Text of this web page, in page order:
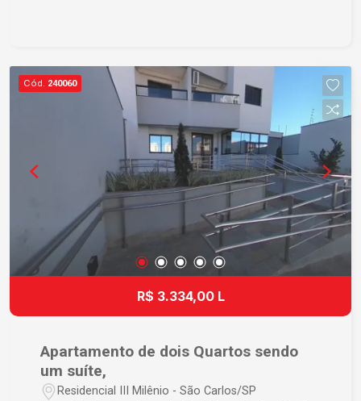
Cód. 240060
R$ 3.334,00 L
Apartamento de dois Quartos sendo
um suíte,
Residencial III Milênio - São Carlos/SP